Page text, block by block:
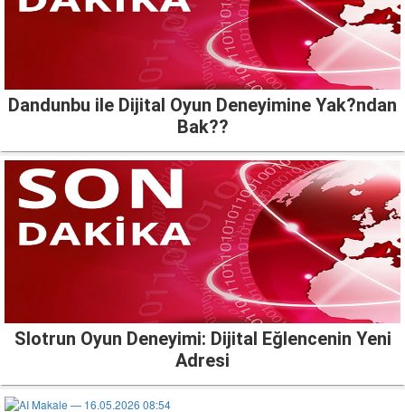
Dandunbu ile Dijital Oyun Deneyimine Yak?ndan
Bak??
Slotrun Oyun Deneyimi: Dijital Eğlencenin Yeni
Adresi